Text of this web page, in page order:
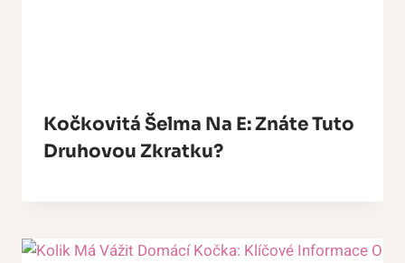
Kočkovitá Šelma Na E: Znáte Tuto
Druhovou Zkratku?